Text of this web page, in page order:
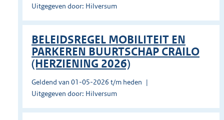
Uitgegeven door: Hilversum
BELEIDSREGEL MOBILITEIT EN
PARKEREN BUURTSCHAP CRAILO
(HERZIENING 2026)
Geldend van 01-05-2026 t/m heden
Uitgegeven door: Hilversum